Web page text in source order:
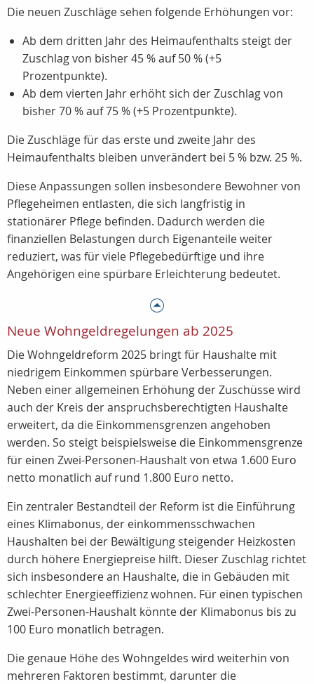
Die neuen Zuschläge sehen folgende Erhöhungen vor:
Ab dem dritten Jahr des Heimaufenthalts steigt der
Zuschlag von bisher45 %auf50 %(+5
Prozentpunkte).
Ab dem vierten Jahr erhöht sich der Zuschlag von
bisher70 %auf75 %(+5 Prozentpunkte).
Die Zuschläge für das erste und zweite Jahr des
Heimaufenthalts bleiben unverändert bei 5 % bzw. 25 %.
Diese Anpassungen sollen insbesondere Bewohner von
Pflegeheimen entlasten, die sich langfristig in
stationärer Pflege befinden. Dadurch werden die
finanziellen Belastungen durch Eigenanteile weiter
reduziert, was für viele Pflegebedürftige und ihre
Angehörigen eine spürbare Erleichterung bedeutet.
Neue Wohngeldregelungen ab 2025
Die Wohngeldreform 2025 bringt für Haushalte mit
niedrigem Einkommen spürbare Verbesserungen.
Neben einer allgemeinen Erhöhung der Zuschüsse wird
auch der Kreis der anspruchsberechtigten Haushalte
erweitert, da die Einkommensgrenzen angehoben
werden. So steigt beispielsweise die Einkommensgrenze
für einen Zwei-Personen-Haushalt von etwa 1.600 Euro
netto monatlich auf rund 1.800 Euro netto.
Ein zentraler Bestandteil der Reform ist die Einführung
eines Klimabonus, der einkommensschwachen
Haushalten bei der Bewältigung steigender Heizkosten
durch höhere Energiepreise hilft. Dieser Zuschlag richtet
sich insbesondere an Haushalte, die in Gebäuden mit
schlechter Energieeffizienz wohnen. Für einen typischen
Zwei-Personen-Haushalt könnte der Klimabonus bis zu
100 Euro monatlich betragen.
Die genaue Höhe des Wohngeldes wird weiterhin von
mehreren Faktoren bestimmt, darunter die